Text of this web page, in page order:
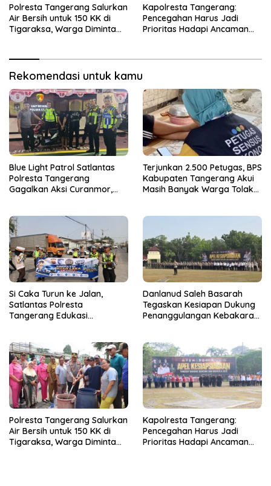
Kecelakaan
Polresta Tangerang Salurkan
Air Bersih untuk 150 KK di
Tigaraksa, Warga Diminta
Kapolresta Tangerang:
Pencegahan Harus Jadi
Prioritas Hadapi Ancaman
Rekomendasi untuk kamu
Blue Light Patrol Satlantas
Polresta Tangerang
Gagalkan Aksi Curanmor,
Terjunkan 2.500 Petugas, BPS
Kabupaten Tangerang Akui
Masih Banyak Warga Tolak
Si Caka Turun ke Jalan,
Satlantas Polresta
Tangerang Edukasi
Danlanud Saleh Basarah
Tegaskan Kesiapan Dukung
Penanggulangan Kebakaran
Polresta Tangerang Salurkan
Air Bersih untuk 150 KK di
Tigaraksa, Warga Diminta
Kapolresta Tangerang:
Pencegahan Harus Jadi
Prioritas Hadapi Ancaman